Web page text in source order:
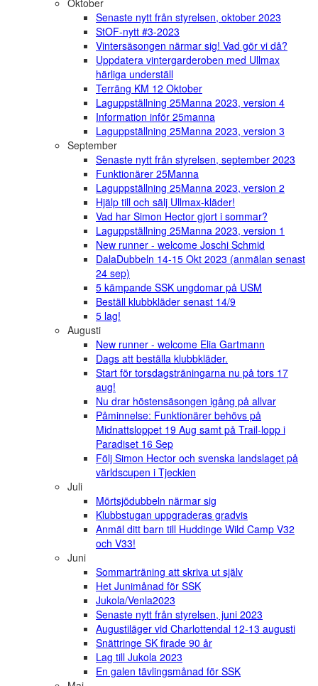
Senaste nytt från styrelsen, oktober 2023
StOF-nytt #3-2023
Vintersäsongen närmar sig! Vad gör vi då?
Uppdatera vintergarderoben med Ullmax
härliga underställ
Terräng KM 12 Oktober
Laguppställning 25Manna 2023, version 4
Information inför 25manna
Laguppställning 25Manna 2023, version 3
September
Senaste nytt från styrelsen, september 2023
Funktionärer 25Manna
Laguppställning 25Manna 2023, version 2
Hjälp till och sälj Ullmax-kläder!
Vad har Simon Hector gjort i sommar?
Laguppställning 25Manna 2023, version 1
New runner - welcome Joschi Schmid
DalaDubbeln 14-15 Okt 2023 (anmälan senast
24 sep)
5 kämpande SSK ungdomar på USM
Beställ klubbkläder senast 14/9
5 lag!
Augusti
New runner - welcome Elia Gartmann
Dags att beställa klubbkläder.
Start för torsdagsträningarna nu på tors 17
aug!
Nu drar höstensäsongen igång på allvar
Påminnelse: Funktionärer behövs på
Midnattsloppet 19 Aug samt på Trail-lopp i
Paradiset 16 Sep
Följ Simon Hector och svenska landslaget på
världscupen i Tjeckien
Juli
Mörtsjödubbeln närmar sig
Klubbstugan uppgraderas gradvis
Anmäl ditt barn till Huddinge Wild Camp V32
och V33!
Juni
Sommarträning att skriva ut själv
Het Junimånad för SSK
Jukola/Venla2023
Senaste nytt från styrelsen, juni 2023
Augustiläger vid Charlottendal 12-13 augusti
Snättringe SK firade 90 år
Lag till Jukola 2023
En galen tävlingsmånad för SSK